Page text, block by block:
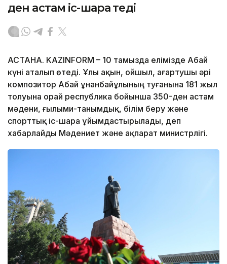
ден астам іс-шара өтеді
АСТАНА. KAZINFORM – 10 тамызда елімізде Абай
күні аталып өтеді. Ұлы ақын, ойшыл, ағартушы әрі
композитор Абай Құнанбайұлының туғанына 181 жыл
толуына орай республика бойынша 350-ден астам
мәдени, ғылыми-танымдық, білім беру және
спорттық іс-шара ұйымдастырылады, деп
хабарлайды Мәдениет және ақпарат министрлігі.